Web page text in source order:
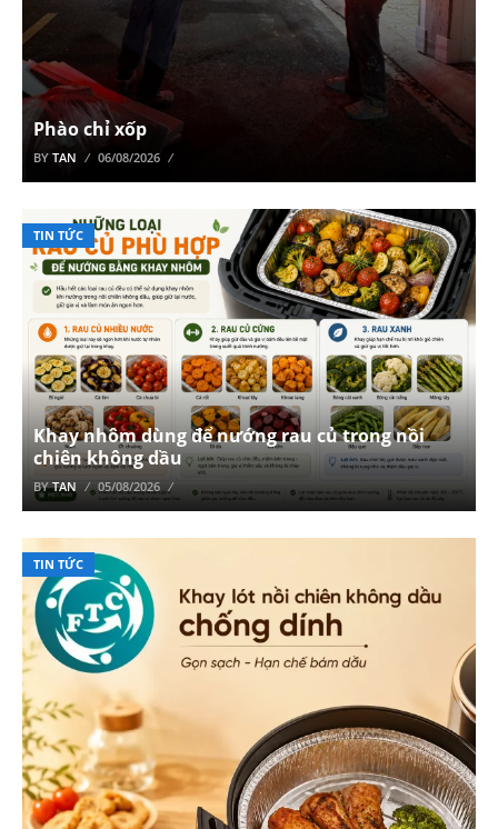
Phào chỉ xốp
BY TAN 06/08/2026
TIN TỨC
Khay nhôm dùng để nướng rau củ trong nồi
chiên không dầu
BYTAN 05/08/2026
TIN TỨC